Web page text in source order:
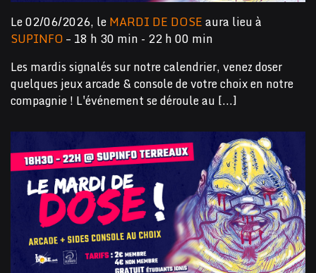
Le 02/06/2026, leMARDI DE DOSEaura lieu à
SUPINFO– 18 h 30 min - 22 h 00 min
Les mardis signalés sur notre calendrier, venez doser
quelques jeux arcade & console de votre choix en notre
compagnie ! L'événement se déroule au [...]